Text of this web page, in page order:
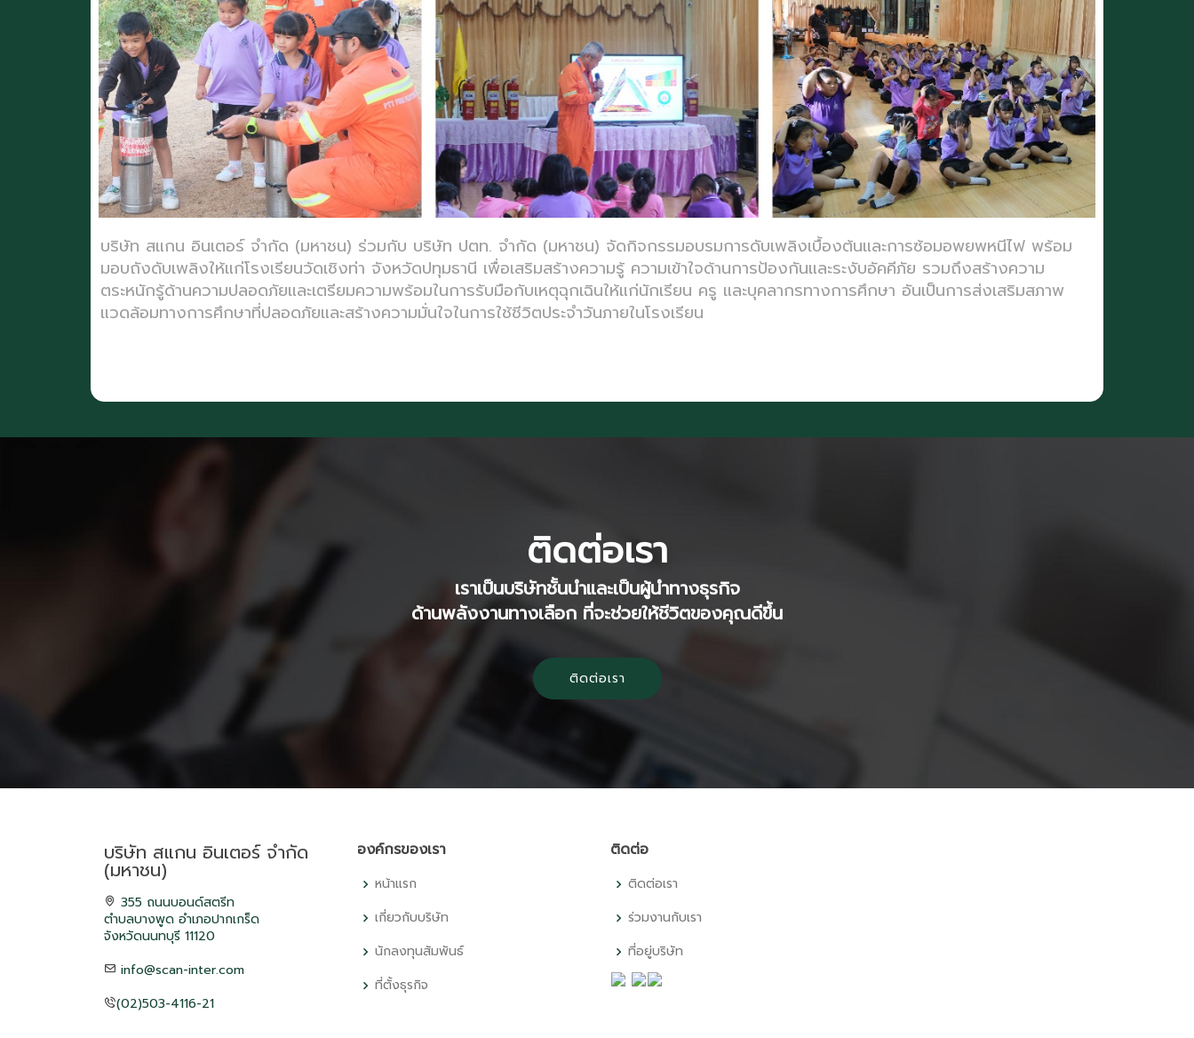
บริษัท สแกน อินเตอร์ จำกัด (มหาชน) ร่วมกับ บริษัท ปตท. จำกัด (มหาชน) จัดกิจกรรมอบรมการดับเพลิงเบื้องต้นและการซ้อมอพยพหนีไฟ พร้อม
มอบถังดับเพลิงให้แก่โรงเรียนวัดเชิงท่า จังหวัดปทุมธานี เพื่อเสริมสร้างความรู้ ความเข้าใจด้านการป้องกันและระงับอัคคีภัย รวมถึงสร้างความ
ตระหนักรู้ด้านความปลอดภัยและเตรียมความพร้อมในการรับมือกับเหตุฉุกเฉินให้แก่นักเรียน ครู และบุคลากรทางการศึกษา อันเป็นการส่งเสริมสภาพ
แวดล้อมทางการศึกษาที่ปลอดภัยและสร้างความมั่นใจในการใช้ชีวิตประจำวันภายในโรงเรียน
ติดต่อเรา
เราเป็นบริษัทชั้นนำและเป็นผู้นำทางธุรกิจ
ด้านพลังงานทางเลือก ที่จะช่วยให้ชีวิตของคุณดีขึ้น
ติดต่อเรา
บริษัท สแกน อินเตอร์ จำกัด
(มหาชน)
355 ถนนบอนด์สตรีท
ตำบลบางพูด อำเภอปากเกร็ด
จังหวัดนนทบุรี 11120
info@scan-inter.com
(02)503-4116-21
องค์กรของเรา
หน้าแรก
เกี่ยวกับบริษัท
นักลงทุนสัมพันธ์
ที่ตั้งธุรกิจ
ติดต่อ
ติดต่อเรา
ร่วมงานกับเรา
ที่อยู่บริษัท